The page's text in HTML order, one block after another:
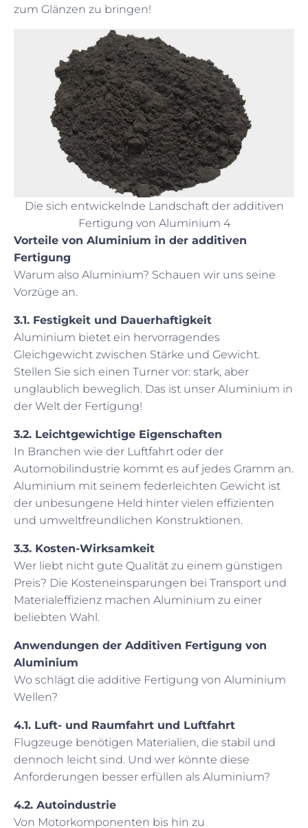
zum Glänzen zu bringen!
Die sich entwickelnde Landschaft der additiven
Fertigung von Aluminium 4
Vorteile von Aluminium in der additiven
Fertigung
Warum also Aluminium? Schauen wir uns seine
Vorzüge an.
3.1. Festigkeit und Dauerhaftigkeit
Aluminium bietet ein hervorragendes
Gleichgewicht zwischen Stärke und Gewicht.
Stellen Sie sich einen Turner vor: stark, aber
unglaublich beweglich. Das ist unser Aluminium in
der Welt der Fertigung!
3.2. Leichtgewichtige Eigenschaften
In Branchen wie der Luftfahrt oder der
Automobilindustrie kommt es auf jedes Gramm an.
Aluminium mit seinem federleichten Gewicht ist
der unbesungene Held hinter vielen effizienten
und umweltfreundlichen Konstruktionen.
3.3. Kosten-Wirksamkeit
Wer liebt nicht gute Qualität zu einem günstigen
Preis? Die Kosteneinsparungen bei Transport und
Materialeffizienz machen Aluminium zu einer
beliebten Wahl.
Anwendungen der Additiven Fertigung von
Aluminium
Wo schlägt die additive Fertigung von Aluminium
Wellen?
4.1. Luft- und Raumfahrt und Luftfahrt
Flugzeuge benötigen Materialien, die stabil und
dennoch leicht sind. Und wer könnte diese
Anforderungen besser erfüllen als Aluminium?
4.2. Autoindustrie
Von Motorkomponenten bis hin zu